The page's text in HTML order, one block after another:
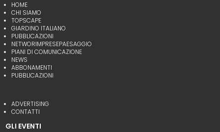
HOME
CHI SIAMO
TOPSCAPE
GIARDINO ITALIANO
PUBBLICAZIONI
NETWORIMPRESEPAESAGGIO
PIANI DI COMUNICAZIONE
NEWS
ABBONAMENTI
PUBBLICAZIONI
ADVERTISING
CONTATTI
GLI EVENTI